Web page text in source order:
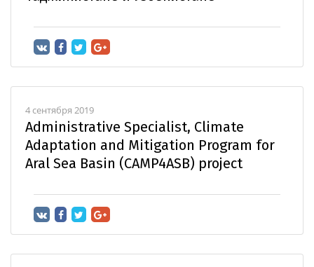
4 сентября 2019
Administrative Specialist, Climate
Adaptation and Mitigation Program for
Aral Sea Basin (CAMP4ASB) project